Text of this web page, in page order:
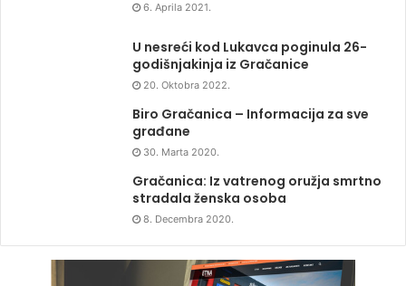
6. Aprila 2021.
U nesreći kod Lukavca poginula 26-
godišnjakinja iz Gračanice
20. Oktobra 2022.
Biro Gračanica – Informacija za sve
građane
30. Marta 2020.
Gračanica: Iz vatrenog oružja smrtno
stradala ženska osoba
8. Decembra 2020.